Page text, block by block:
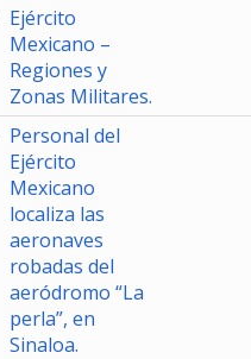
Ejército
Mexicano –
Regiones y
Zonas Militares.
Personal del
Ejército
Mexicano
localiza las
aeronaves
robadas del
aeródromo “La
perla”, en
Sinaloa.